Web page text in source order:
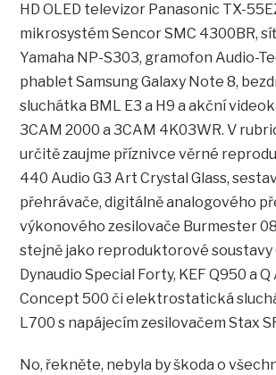
HD OLED televizor Panasonic TX-
mikrosystém Sencor SMC 4300BR,
Yamaha NP-S303, gramofon Audio-
phablet Samsung Galaxy Note 8,
sluchátka BML E3 a H9 a akční
3CAM 2000 a 3CAM 4K03WR. V
určitě zaujme příznivce věrné
440 Audio G3 Art Crystal Glass,
přehrávače, digitálně analogového
výkonového zesilovače Burmester
stejně jako reproduktorové soustavy
Dynaudio Special Forty, KEF Q950 a
Concept 500 či elektrostatická
L700 s napájecím zesilovačem Stax
No, řekněte, nebyla by škoda o